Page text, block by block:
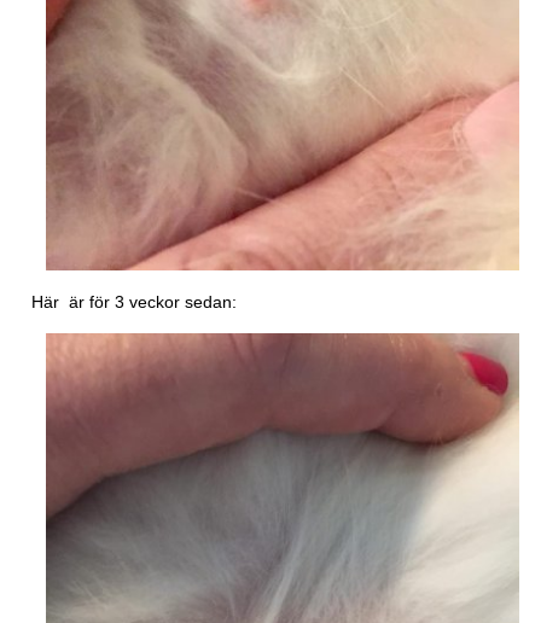
Här är för 3 veckor sedan: